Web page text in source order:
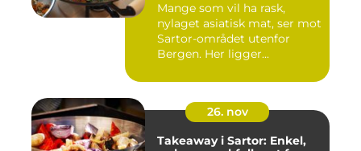
Mange som vil ha rask,
nylaget asiatisk mat, ser mot
Sartor-området utenfor
Bergen. Her ligger...
26. nov
Takeaway i Sartor: Enkel,